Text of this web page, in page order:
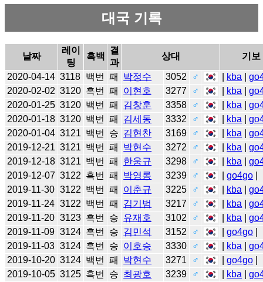
대국 기록
날짜
레이
팅
흑백
결
과
상대 기보
2020-04-14 3118 백번 패 박정수 3052 ♂ kba |
2020-02-02 3120 흑번 패 이현호 3277 ♂ kba |
2020-01-25 3120 백번 패 김창훈 3358 ♂ kba |
2020-01-18 3120 백번 패 김세동 3332 ♂ kba |
2020-01-04 3121 백번 승 김현찬 3169 ♂ kba |
2019-12-21 3121 백번 패 박현수 3272 ♂ kba |
2019-12-18 3121 백번 패 한웅규 3298 ♂ kba |
2019-12-07 3122 흑번 패 박영롱 3239 ♂ |go4go
2019-11-30 3122 백번 패 이춘규 3225 ♂ kba |
2019-11-24 3122 백번 패 김기범 3217 ♂ kba |
2019-11-20 3123 흑번 승 유재호 3102 ♂ kba |
2019-11-09 3124 흑번 승 김민석 3152 ♂ |go4go
2019-11-03 3124 흑번 승 이호승 3330 ♂ kba |
2019-10-20 3124 백번 패 박현수 3271 ♂ |go4go
2019-10-05 3125 흑번 승 최광호 3239 ♂ kba |